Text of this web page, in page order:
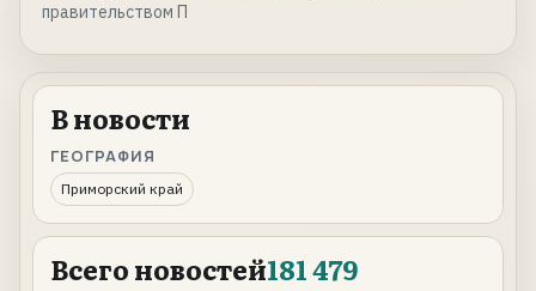
правительством П
В новости
ГЕОГРАФИЯ
Приморский край
Всего новостей181 479